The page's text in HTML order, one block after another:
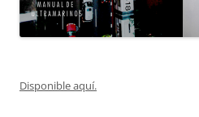
Disponible aquí.